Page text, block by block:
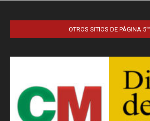
OTROS SITIOS DE PÁGINA 5™